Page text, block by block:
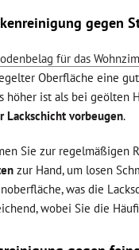
gegen
für das
Oberfläche eine
höher ist als bei geölten
Lackschicht vorbeugen.
Sie zur regelmäßigen
zur Hand, um losen
was die
wobei Sie die